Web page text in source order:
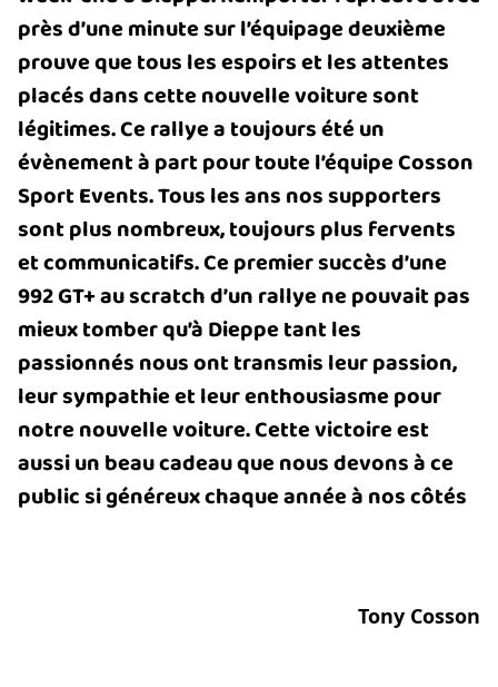
près d’une minute sur l’équipage deuxième
prouve que tous les espoirs et les attentes
placés dans cette nouvelle voiture sont
légitimes. Ce rallye a toujours été un
évènement à part pour toute l’équipe Cosson
Sport Events. Tous les ans nos supporters
sont plus nombreux, toujours plus fervents
et communicatifs. Ce premier succès d’une
992 GT+ au scratch d’un rallye ne pouvait pas
mieux tomber qu’à Dieppe tant les
passionnés nous ont transmis leur passion,
leur sympathie et leur enthousiasme pour
notre nouvelle voiture. Cette victoire est
aussi un beau cadeau que nous devons à ce
public si généreux chaque année à nos côtés
Tony Cosson